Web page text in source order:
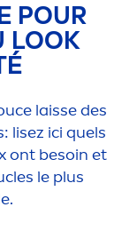
POUR
LOOK
laisse des
lisez ici quels
ont besoin et
le plus